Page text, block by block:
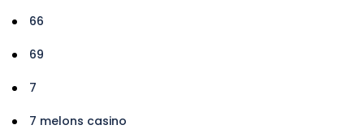
66
69
7
7 melons casino